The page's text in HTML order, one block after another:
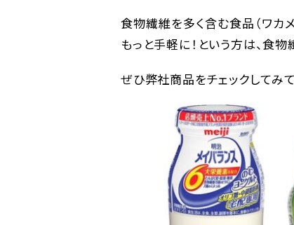
食物繊維を多く含む食品（ワカ
もっと手軽に！という方は、食
ぜひ弊社商品をチェックしてみて